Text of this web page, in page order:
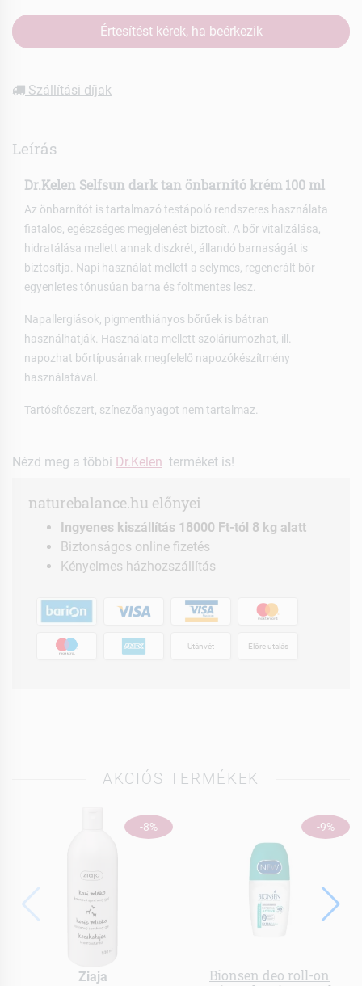
Értesítést kérek, ha beérkezik
Szállítási díjak
Leírás
Dr.Kelen Selfsun dark tan önbarnító krém 100 ml
Az önbarnítót is tartalmazó testápoló rendszeres használata
fiatalos, egészséges megjelenést biztosít. A bőr vitalizálása,
hidratálása mellett annak diszkrét, állandó barnaságát is
biztosítja. Napi használat mellett a selymes, regenerált bőr
egyenletes tónusúan barna és foltmentes lesz.
Napallergiások, pigmenthiányos bőrűek is bátran
használhatják. Használata mellett szoláriumozhat, ill.
napozhat bőrtípusának megfelelő napozókészítmény
használatával.
Tartósítószert, színezőanyagot nem tartalmaz.
Nézd meg a többi Dr.Kelen terméket is!
naturebalance.hu előnyei
Ingyenes kiszállítás 18000 Ft-tól 8 kg alatt
Biztonságos online fizetés
Kényelmes házhozszállítás
Utánvét Előre utalás
AKCIÓS TERMÉKEK
-8%
Ziaja
-9%
Bionsen deo roll-on